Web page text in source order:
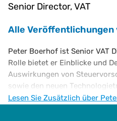
Senior Director, VAT
Alle Veröffentlichungen
Peter Boerhof ist Senior VAT
Rolle bietet er Einblicke und
Auswirkungen von
sowie den neuen
Steuerwesen. Herr Boerhof
Lesen Sie Zusätzlich über